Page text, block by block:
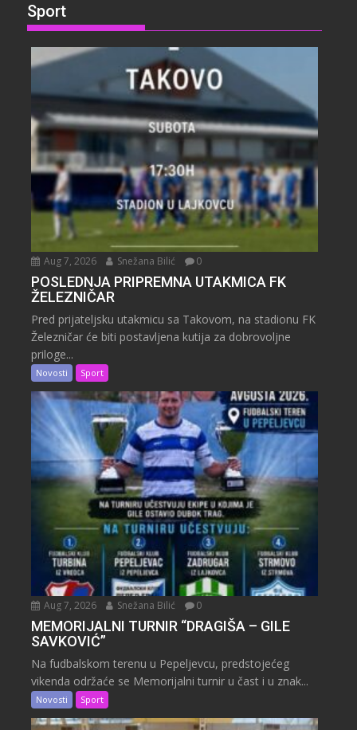
Sport
Aug 7, 2026 Snežana Bilić 0
POSLEDNJA PRIPREMNA UTAKMICA FK
ŽELEZNIČAR
Pred prijateljsku utakmicu sa Takovom, na stadionu FK
Železničar će biti postavljena kutija za dobrovoljne
priloge...
Novosti Sport
Aug 7, 2026 Snežana Bilić 0
MEMORIJALNI TURNIR “DRAGIŠA – GILE
SAVKOVIĆ”
Na fudbalskom terenu u Pepeljevcu, predstojećeg
vikenda održaće se Memorijalni turnir u čast i u znak...
Novosti Sport